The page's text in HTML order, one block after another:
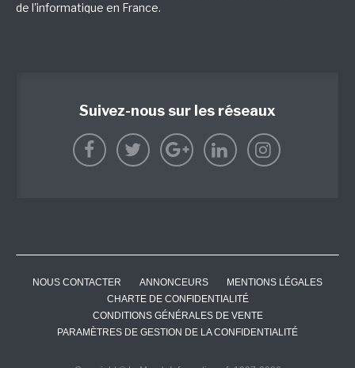
de l'informatique en France.
Suivez-nous sur les réseaux
NOUS CONTACTER ANNONCEURS
MENTIONS LÉGALES
CHARTE DE CONFIDENTIALITÉ
CONDITIONS GÉNÉRALES DE VENTE
PARAMÈTRES DE GESTION DE LA CONFIDENTIALITÉ